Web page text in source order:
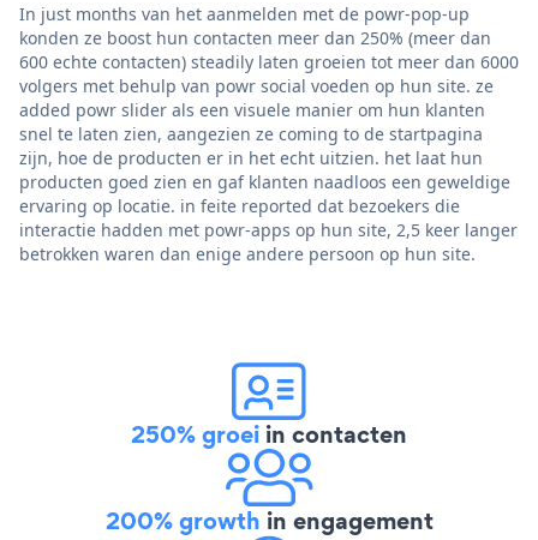
In just months van het aanmelden met de powr-pop-up
konden ze boost hun contacten meer dan 250% (meer dan
600 echte contacten) steadily laten groeien tot meer dan 6000
volgers met behulp van powr social voeden op hun site. ze
added powr slider als een visuele manier om hun klanten
snel te laten zien, aangezien ze coming to de startpagina
zijn, hoe de producten er in het echt uitzien. het laat hun
producten goed zien en gaf klanten naadloos een geweldige
ervaring op locatie. in feite reported dat bezoekers die
interactie hadden met powr-apps op hun site, 2,5 keer langer
betrokken waren dan enige andere persoon op hun site.
250% groei in contacten
200% growth in engagement